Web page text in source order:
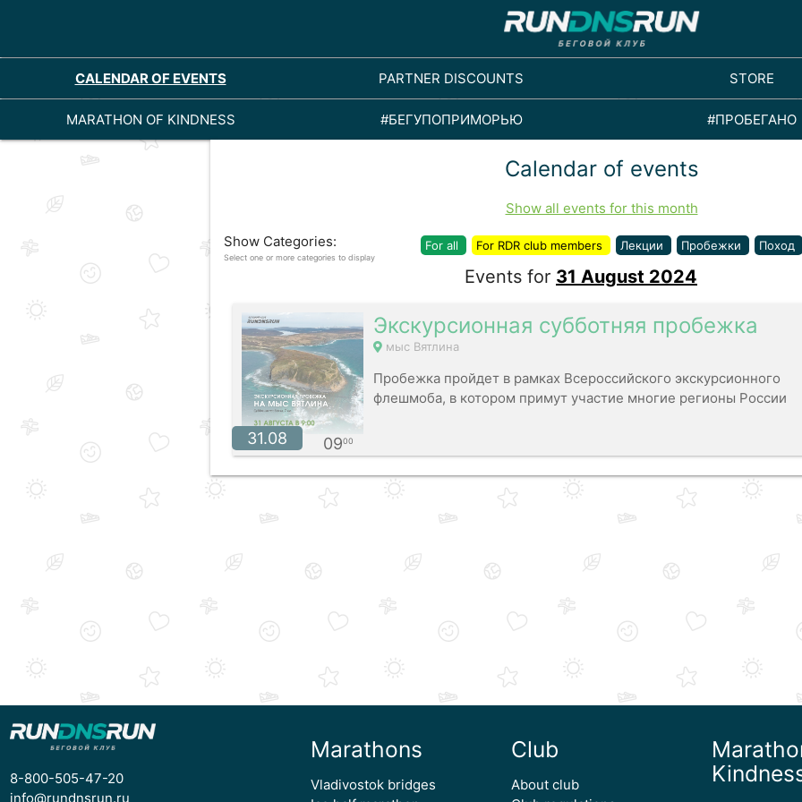
CALENDAR OF EVENTS PARTNER DISCOUNTS STORE
MARATHON OF KINDNESS #БЕГУПОПРИМОРЬЮ #ПРОБЕГАНО
Calendar of events
Show all events for this month
Show Categories:
Select one or more categories to display
For all For RDR club members Лекции Пробежки Поход
Events for 31 August 2024
31.08 0900
Экскурсионная субботняя пробежка
мыс Вятлина
Пробежка пройдет в рамках Всероссийского экскурсионного
флешмоба, в котором примут участие многие регионы России
8-800-505-47-20
info@rundnsrun.ru
Marathons
Vladivostok bridges
Club
About club